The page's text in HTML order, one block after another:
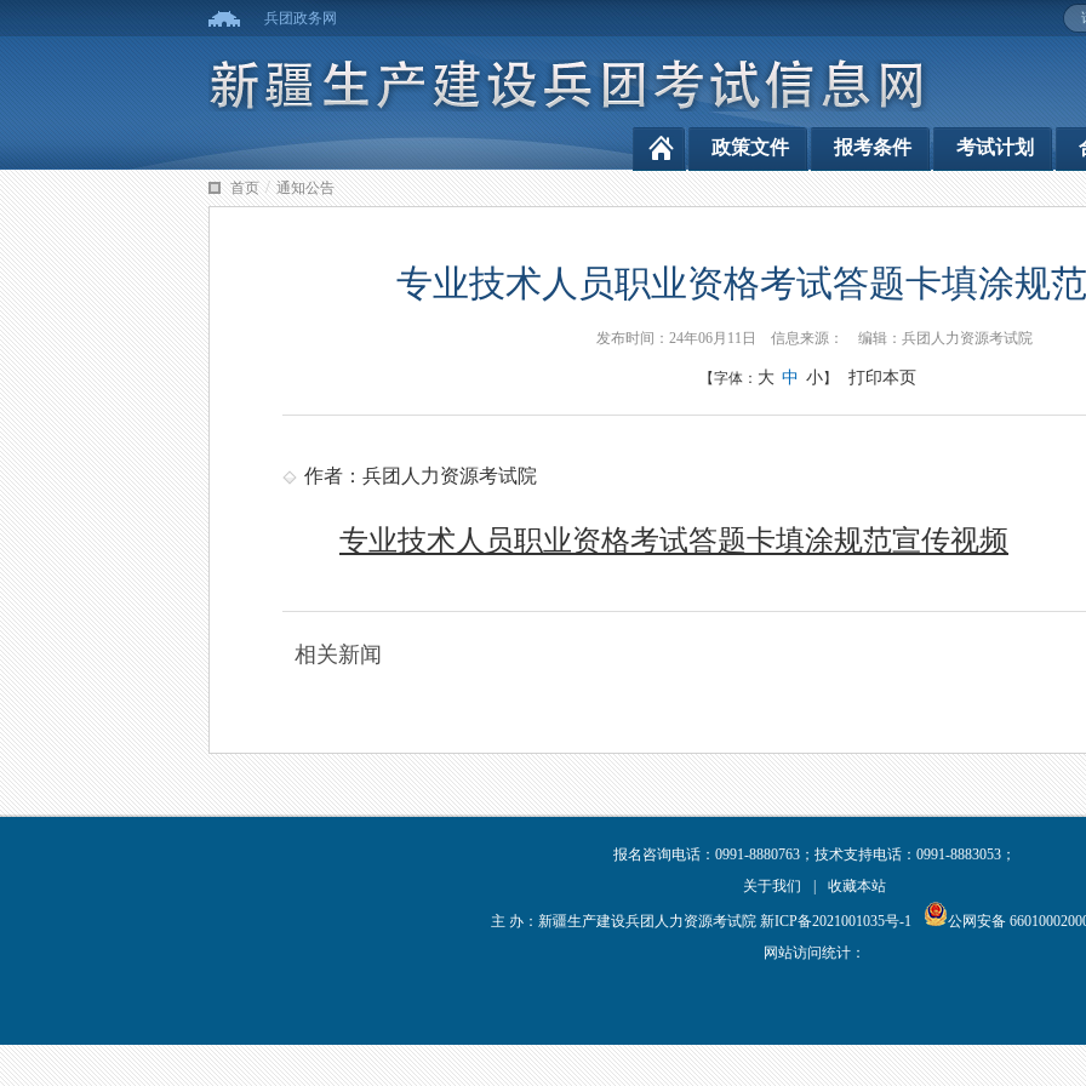
兵团政务网
政策文件 报考条件 考试计划
首页 / 通知公告
专业技术人员职业资格考试答题卡填涂规
发布时间：24年06月11日 信息来源： 编辑：兵团人力资源考试院
【字体： 大 中 小】 打印本页
作者：兵团人力资源考试院
专业技术人员职业资格考试答题卡填涂规范宣传视频
相关新闻
报名咨询电话：0991-8880763；技术支持电话：0991-8883053；
关于我们
收藏本站
主 办：新疆生产建设兵团人力资源考试院 新ICP备2021001035号-1
公网安备
网站访问统计：